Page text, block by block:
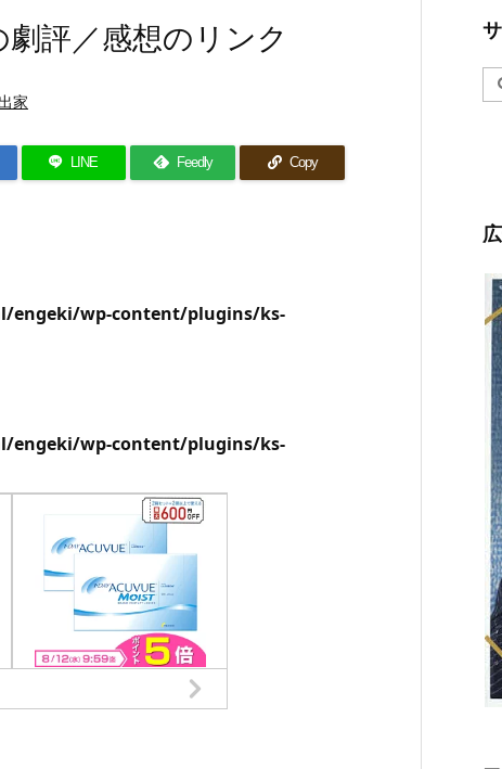
評／感想のリンク
家
LINE Feedly Copy
engeki/wp-content/plugins/ks-
engeki/wp-content/plugins/ks-